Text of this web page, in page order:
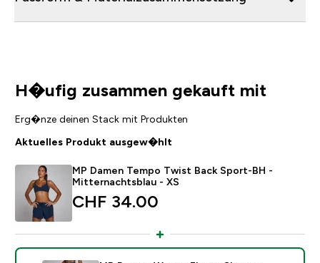
H�ufig zusammen gekauft mit
Erg�nze deinen Stack mit Produkten
Aktuelles Produkt ausgew�hlt
MP Damen Tempo Twist Back Sport-BH -
Mitternachtsblau - XS
CHF 34.00‎